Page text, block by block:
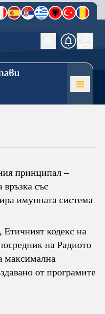
принципал –
със
имунната система
кодекс на
на Радиото
максимална
от програмите